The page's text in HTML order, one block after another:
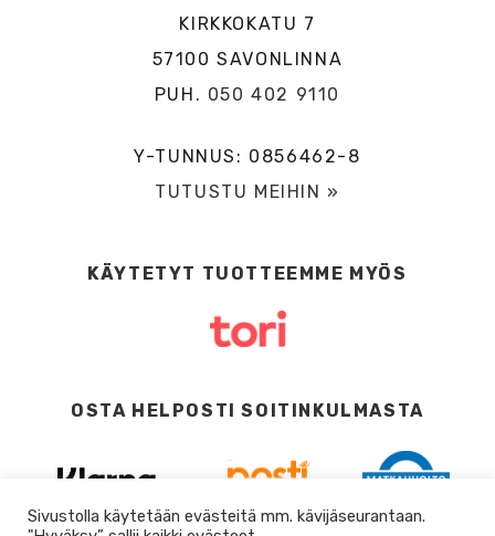
KIRKKOKATU 7
57100 SAVONLINNA
PUH. 050 402 9110
Y-TUNNUS: 0856462-8
TUTUSTU MEIHIN »
KÄYTETYT TUOTTEEMME MYÖS
OSTA HELPOSTI SOITINKULMASTA
Sivustolla käytetään evästeitä mm. kävijäseurantaan.